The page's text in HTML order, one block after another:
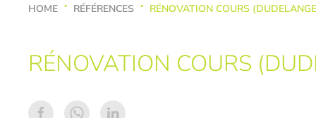
HOME RÉFÉRENCES RÉNOVATION COURS
RÉNOVATION COURS